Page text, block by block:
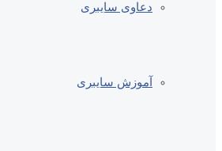
دعاوی سایبری
آموزش سایبری